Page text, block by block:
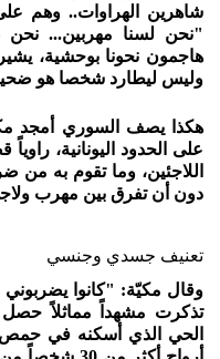
شاهرين الهراوات.. وهم على
"نحن لسنا مهربين...
هاجمون نحونا بوحشية،
وليس ليطارد شخصا هو
على الحدود اليونانية،
اللاجئين، وما تقوم به
دون أن تفرق بين مهرب
تعنيف جسدي وجنسي
وقال مكيّة: "كانوا
الحي الذي أسكنه في